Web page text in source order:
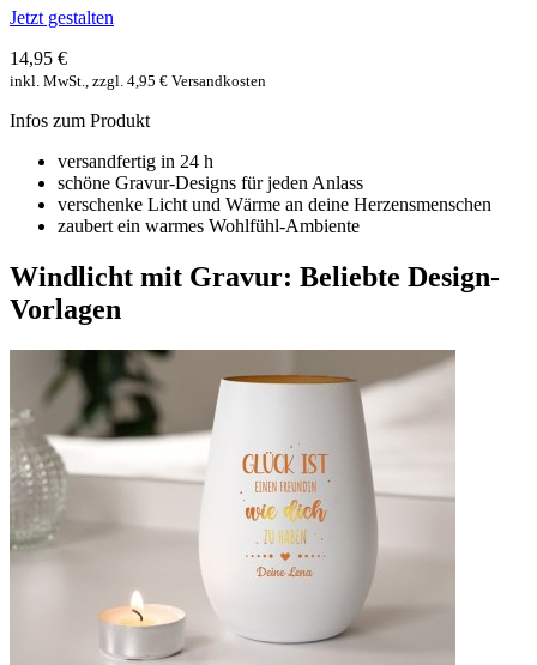
Jetzt gestalten
14,95 €
inkl. MwSt., zzgl. 4,95 € Versandkosten
Infos zum Produkt
versandfertig in 24 h
schöne Gravur-Designs für jeden Anlass
verschenke Licht und Wärme an deine Herzensmenschen
zaubert ein warmes Wohlfühl-Ambiente
Windlicht mit Gravur: Beliebte Design-
Vorlagen